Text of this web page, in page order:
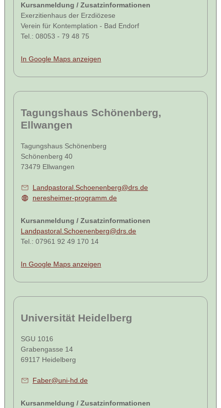
Kursanmeldung / Zusatzinformationen
Exerzitienhaus der Erzdiözese
Verein für Kontemplation - Bad Endorf
Tel.: 08053 - 79 48 75
In Google Maps anzeigen
Tagungshaus Schönenberg,
Ellwangen
Tagungshaus Schönenberg
Schönenberg 40
73479 Ellwangen
Landpastoral.Schoenenberg@drs.de
neresheimer-programm.de
Kursanmeldung / Zusatzinformationen
Landpastoral.Schoenenberg@drs.de
Tel.: 07961 92 49 170 14
In Google Maps anzeigen
Universität Heidelberg
SGU 1016
Grabengasse 14
69117 Heidelberg
Faber@uni-hd.de
Kursanmeldung / Zusatzinformationen